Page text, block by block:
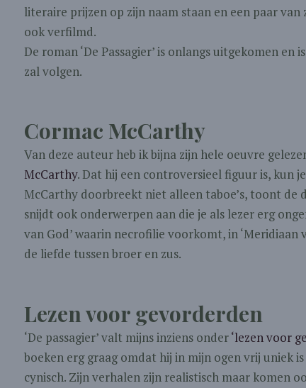
literaire prijzen op zijn naam staan en een paar van
ook verfilmd.
De roman ‘De Passagier’ is onlangs uitgekomen
zal volgen.
Cormac McCarthy
Van deze auteur heb ik bijna zijn hele oeuvre
McCarthy. Dat hij een controversieel figuur is, kun
McCarthy doorbreekt niet alleen taboe’s, toont de
snijdt ook onderwerpen aan die je als lezer erg
van God’ waarin necrofilie voorkomt, in
de liefde tussen broer en zus.
Lezen voor gevorderden
‘De passagier’ valt mijns inziens onder‘lezen voor
boeken erg graag omdat hij in mijn ogen vrij uniek
cynisch. Zijn verhalen zijn realistisch maar komen